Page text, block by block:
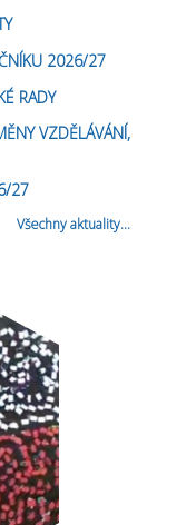
2026/27
RADY
VZDĚLÁVÁNÍ,
27
Všechny aktuality...